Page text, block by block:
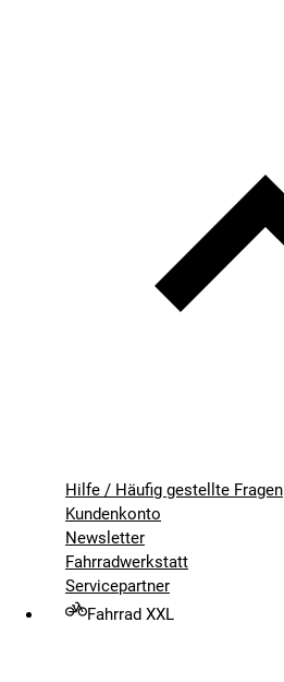
Hilfe / Häufig gestellte Fragen
Kundenkonto
Newsletter
Fahrradwerkstatt
Servicepartner
Fahrrad XXL